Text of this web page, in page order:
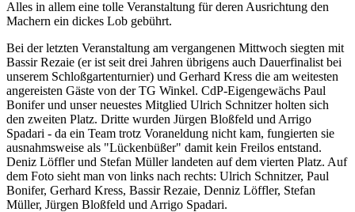
Alles in allem eine tolle Veranstaltung für deren Ausrichtung den
Machern ein dickes Lob gebührt.
Bei der letzten Veranstaltung am vergangenen Mittwoch siegten mit
Bassir Rezaie (er ist seit drei Jahren übrigens auch Dauerfinalist bei
unserem Schloßgartenturnier) und Gerhard Kress die am weitesten
angereisten Gäste von der TG Winkel. CdP-Eigengewächs Paul
Bonifer und unser neuestes Mitglied Ulrich Schnitzer holten sich
den zweiten Platz. Dritte wurden Jürgen Bloßfeld und Arrigo
Spadari - da ein Team trotz Voraneldung nicht kam, fungierten sie
ausnahmsweise als "Lückenbüßer" damit kein Freilos entstand.
Deniz Löffler und Stefan Müller landeten auf dem vierten Platz. Auf
dem Foto sieht man von links nach rechts: Ulrich Schnitzer, Paul
Bonifer, Gerhard Kress, Bassir Rezaie, Denniz Löffler, Stefan
Müller, Jürgen Bloßfeld und Arrigo Spadari.